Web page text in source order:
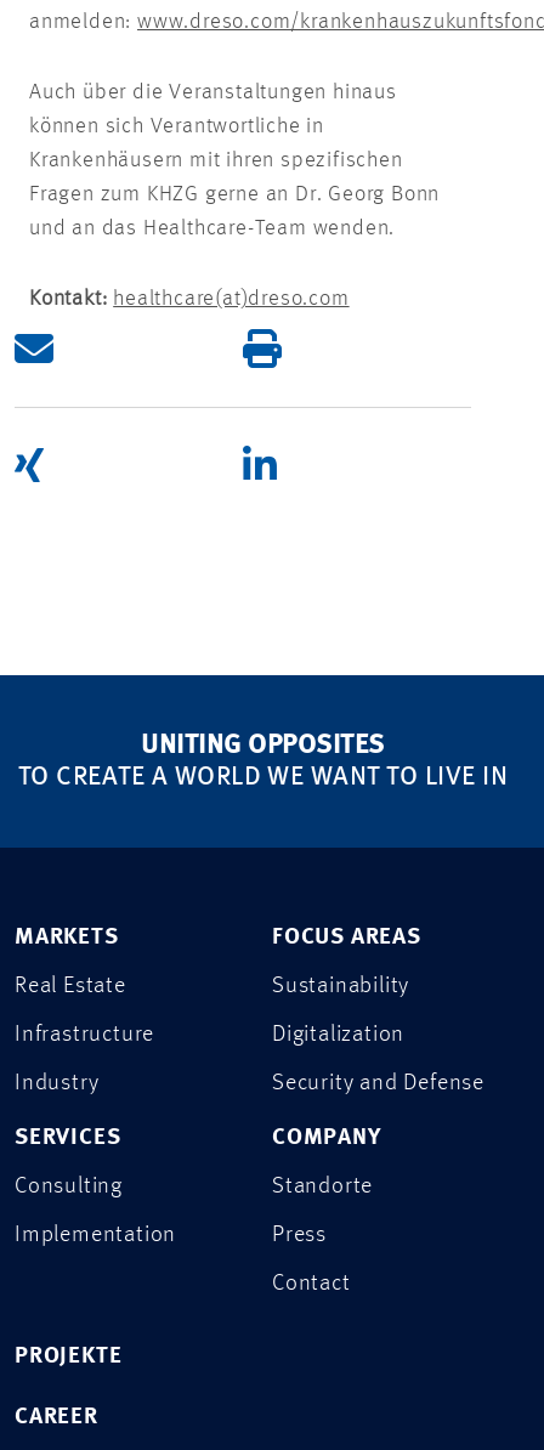
anmelden:www.dreso.com/
Auch über die Veranstaltungen hinaus
können sich Verantwortliche in
Krankenhäusern mit ihren spezifischen
Fragen zum KHZG gerne an Dr. Georg Bonn
und an das Healthcare-Team wenden.
Kontakt: healthcare(at)dreso.com
UNITING OPPOSITES
TO CREATE A WORLD WE WANT TO LIVE IN
MARKETS
Real Estate
Infrastructure
Industry
SERVICES
Consulting
Implementation
FOCUS AREAS
Sustainability
Digitalization
Security and Defense
COMPANY
Standorte
Press
Contact
PROJEKTE
CAREER